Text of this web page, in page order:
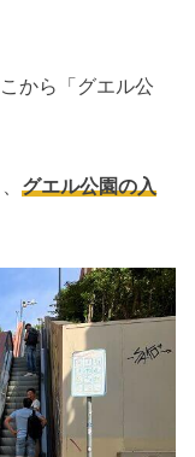
から「グエル公
グエル公園の入